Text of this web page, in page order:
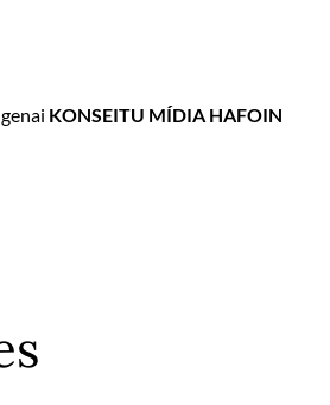
KONSEITU MÍDIA HAFOIN